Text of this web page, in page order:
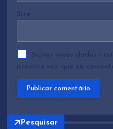
Site
Salvar meus dados
próxima vez que eu
Pesquisar